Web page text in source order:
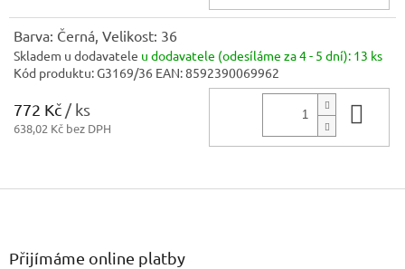
Barva: Černá, Velikost: 36
Skladem u dodavatele u dodavatele (odesíláme za 4 - 5 dní): 13 ks
Kód produktu:G3169/36 EAN:8592390069962
772 Kč / ks
638,02 Kč bez DPH
Přijímáme online platby